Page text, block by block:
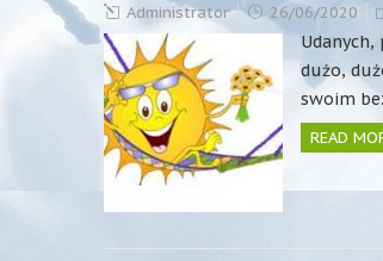
Administrator 26/06/2020
dużo,
swoim
READ